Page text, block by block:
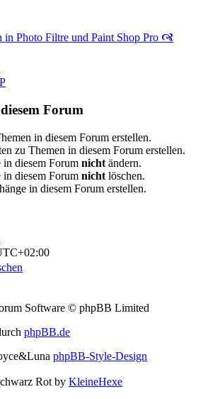
in Photo Filtre und Paint Shop Pro 🙧
Forum
in diesem Forum erstellen.
zu Themen in diesem Forum erstellen.
diesem Forum nicht ändern.
diesem Forum nicht löschen.
in diesem Forum erstellen.
Software © phpBB Limited
phpBB.de
phpBB-Style-Design
Rot by KleineHexe